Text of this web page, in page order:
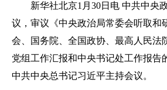
新华社北京1月30日电 中共中央政
议，审议《中央政治局常委会听取和
会、国务院、全国政协、最高人民法
党组工作汇报和中央书记处工作报告
中共中央总书记习近平主持会议。